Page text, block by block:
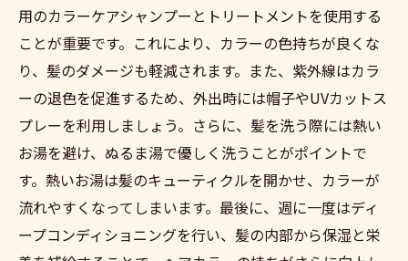
用のカラーケアシャンプーとトリートメントを使用する
ことが重要です。これにより、カラーの色持ちが良くな
り、髪のダメージも軽減されます。また、紫外線はカラ
ーの退色を促進するため、外出時には帽子やUVカットス
プレーを利用しましょう。さらに、髪を洗う際には熱い
お湯を避け、ぬるま湯で優しく洗うことがポイントで
す。熱いお湯は髪のキューティクルを開かせ、カラーが
流れやすくなってしまいます。最後に、週に一度はディ
ープコンディショニングを行い、髪の内部から保湿と栄